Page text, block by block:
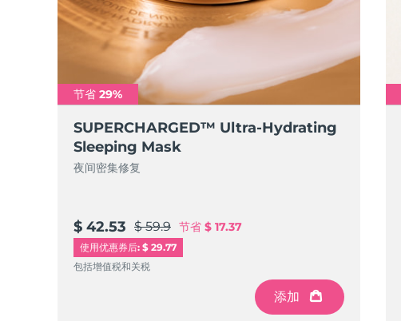
节省 29%
SUPERCHARGED™ Ultra-Hydrating
Sleeping Mask
夜间密集修复
$ 42.53 $ 59.9 节省 $ 17.37
使用优惠券后: $ 29.77
包括增值税和关税
添加
LUNA™ 4 Men
For men, anti-aging massage
LUNA™ 4 mini
LUNA™ 4 go
LUNA™ 护肤
Premium cleansers & balm
BEAR™ 2 eyes & lips
Microcurrent line smoothing device
面部提拉护理
BEAR™ 设备
UFO™ 3 LED
Near-infrared and red light therapy device
UFO™ 3 mini
Red light therapy device for young skin
面膜
issa™ 4 plus
Smart hybrid silicone sonic toothbrush
issa™ 4 smile
Hybrid silicone sonic toothbrush
issa™ Teeth Whitening Set
Dual LED + sonic device & 18% PAP gel
FAQ™ 101
Clinical anti-aging
FAQ™ 103
Luxurious clinical anti-aging set
NEW
FAQ™ 201
LED mask
FAQ™ 211
Anti-aging neck & décolleté LED mask
FAQ™ Scalp Serum
Scalp recovery probiotic serum
FAQ™ 502
Full-Spectrum Red Light Therapy